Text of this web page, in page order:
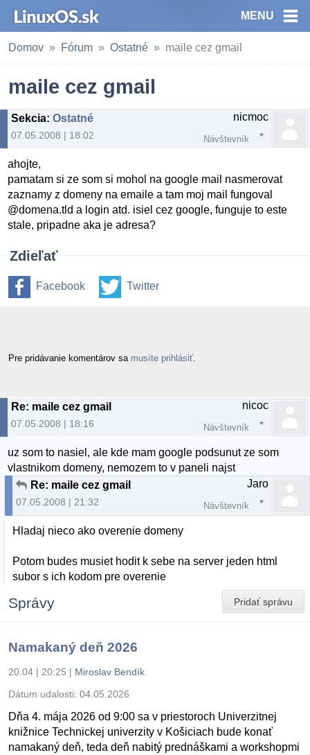
MENU
Domov Fórum Ostatné maile cez gmail
maile cez gmail
Sekcia: Ostatné
07.05.2008 | 18:02
nicmoc
Návštevník
ahojte,
pamatam si ze som si mohol na google mail nasmerovat
zaznamy z domeny na emaile a tam moj mail fungoval
@domena.tld a login atd. isiel cez google, funguje to este
stale, pripadne aka je adresa?
Zdieľať
Facebook Twitter
Pre pridávanie komentárov sa musíte prihlásiť
Re: maile cez gmail
07.05.2008 | 18:16
nicoc
Návštevník
uz som to nasiel, ale kde mam google podsunut ze som
vlastnikom domeny, nemozem to v paneli najst
Re: maile cez gmail
07.05.2008 | 21:32
Jaro
Návštevník
Hladaj nieco ako overenie domeny
Potom budes musiet hodit k sebe na server jeden html
subor s ich kodom pre overenie
Pridať správu
Správy
Namakaný deň 2026
20.04 | 20:25 | Miroslav Bendík
Dátum udalosti: 04.05.2026
Dňa 4. mája 2026 od 9:00 sa v priestoroch Univerzitnej
knižnice Technickej univerzity v Košiciach bude konať
namakaný deň, teda deň nabitý prednáškami a workshopmi